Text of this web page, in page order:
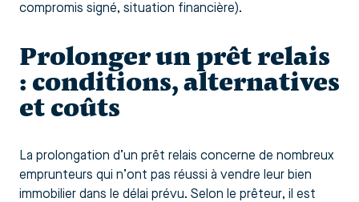
compromis signé, situation financière).
Prolonger un prêt relais
: conditions, alternatives
et coûts
La prolongation d’un prêt relais concerne de nombreux
emprunteurs qui n’ont pas réussi à vendre leur bien
immobilier dans le délai prévu. Selon le prêteur, il est